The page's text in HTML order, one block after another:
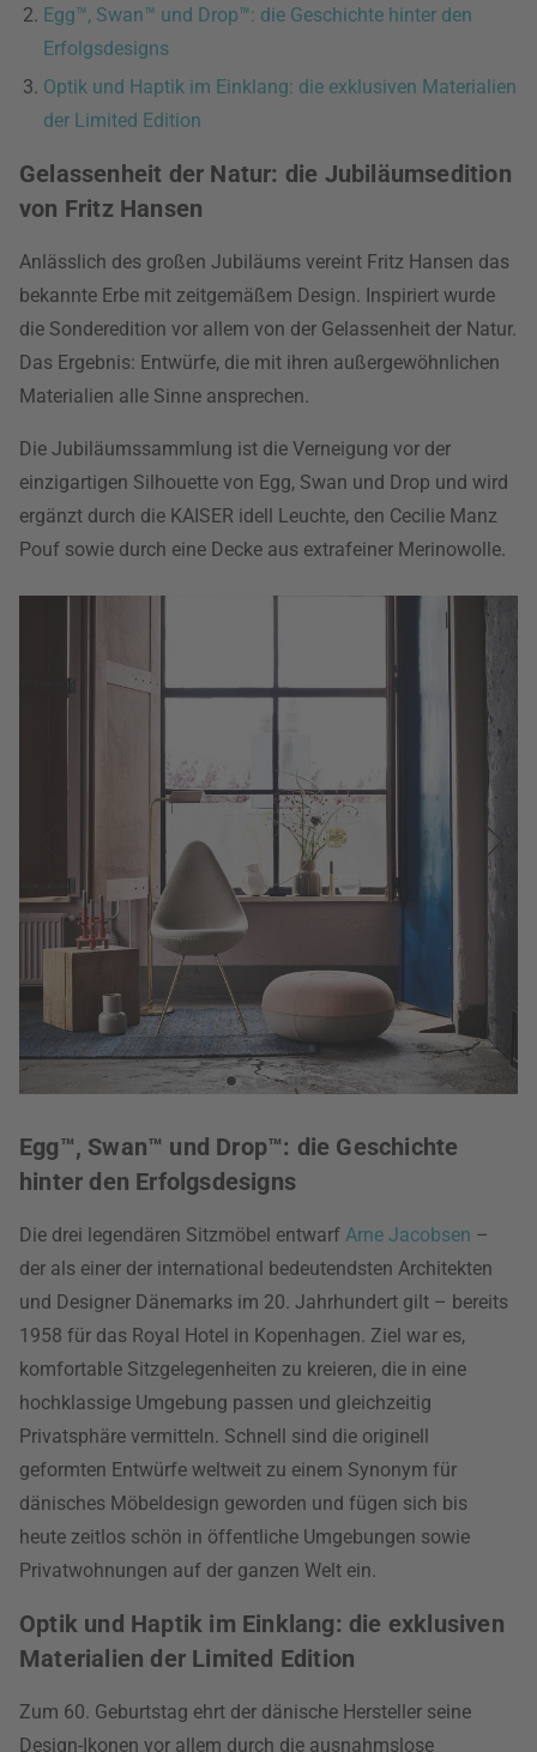
Egg™, Swan™ und Drop™: die Geschichte hinter den
Erfolgsdesigns
Optik und Haptik im Einklang: die exklusiven Materialien
der Limited Edition
Gelassenheit der Natur: die Jubiläumsedition
von Fritz Hansen
Anlässlich des großen Jubiläums vereint Fritz Hansen das
bekannte Erbe mit zeitgemäßem Design. Inspiriert wurde
die Sonderedition vor allem von der Gelassenheit der Natur.
Das Ergebnis: Entwürfe, die mit ihren außergewöhnlichen
Materialien alle Sinne ansprechen.
Die Jubiläumssammlung ist die Verneigung vor der
einzigartigen Silhouette von Egg, Swan und Drop und wird
ergänzt durch die KAISER idell Leuchte, den Cecilie Manz
Pouf sowie durch eine Decke aus extrafeiner Merinowolle.
Egg™, Swan™ und Drop™: die Geschichte
hinter den Erfolgsdesigns
Die drei legendären Sitzmöbel entwarf Arne Jacobsen –
der als einer der international bedeutendsten Architekten
und Designer Dänemarks im 20. Jahrhundert gilt – bereits
1958 für das Royal Hotel in Kopenhagen. Ziel war es,
komfortable Sitzgelegenheiten zu kreieren, die in eine
hochklassige Umgebung passen und gleichzeitig
Privatsphäre vermitteln. Schnell sind die originell
geformten Entwürfe weltweit zu einem Synonym für
dänisches Möbeldesign geworden und fügen sich bis
heute zeitlos schön in öffentliche Umgebungen sowie
Privatwohnungen auf der ganzen Welt ein.
Optik und Haptik im Einklang: die exklusiven
Materialien der Limited Edition
Zum 60. Geburtstag ehrt der dänische Hersteller seine
Design-Ikonen vor allem durch die ausnahmslose